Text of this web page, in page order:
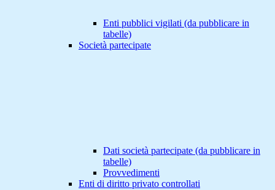
Enti pubblici vigilati (da pubblicare in
tabelle)
Società partecipate
Dati società partecipate (da pubblicare in
tabelle)
Provvedimenti
Enti di diritto privato controllati